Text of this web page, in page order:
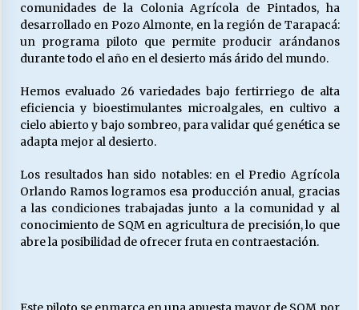
MUNICIPALIDADES, HONORARIOS, DESPIDOS
28/05/2026
Releyendo la Rerum Novarum a 135 años. “La
cuestión social hoy”.
16/05/2026
S.O.S. a los ricos, Save Our Souls (Salvar
Nuestras Almas)
30/04/2026
comunidades de la Colonia Agrícola de Pintados, ha
desarrollado en Pozo Almonte, en la región de Tarapacá:
un programa piloto que permite producir arándanos
durante todo el año en el desierto más árido del mundo.
Hemos evaluado 26 variedades bajo fertirriego de alta
eficiencia y bioestimulantes microalgales, en cultivo a
cielo abierto y bajo sombreo, para validar qué genética se
adapta mejor al desierto.
Los resultados han sido notables: en el Predio Agrícola
Orlando Ramos logramos esa producción anual, gracias
a las condiciones trabajadas junto a la comunidad y al
conocimiento de SQM en agricultura de precisión, lo que
abre la posibilidad de ofrecer fruta en contraestación.